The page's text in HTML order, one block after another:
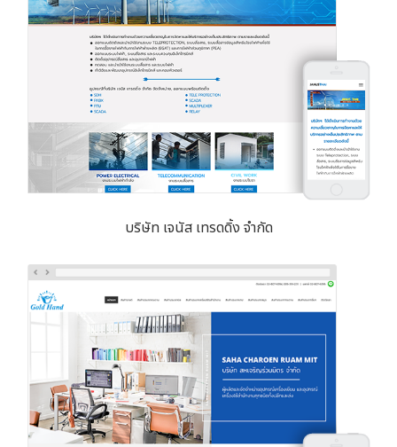
บริษัท เจนัส เทรดดิ้ง จำกัด